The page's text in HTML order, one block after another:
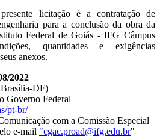
licitação é a contratação de
para a conclusão da obra da
Federal de Goiás - IFG Câmpus
quantidades e exigências
anexos.
2022
DF)
Governo Federal –
pt-br/
com a Comissão Especial
e-mail "cgac.proad@ifg.edu.br"